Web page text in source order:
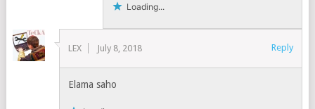
Loading...
LEX July 8, 2018 Reply
Elama saho